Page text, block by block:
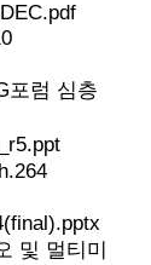
포럼 심층
및 멀티미